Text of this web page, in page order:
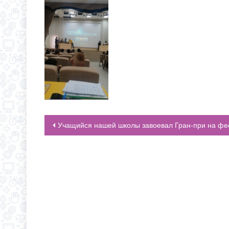
НАВИГАЦИЯ ПО ЗАПИСЯМ
Учащийся нашей школы завоевал Гран-при на фестивале-конкурсе сценического искусства и концертных программ “Красота спасает